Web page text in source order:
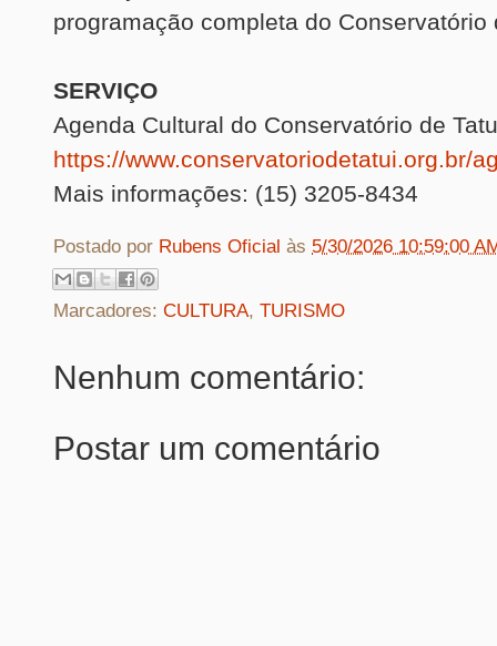
programação completa do Conservatório
SERVIÇO
Agenda Cultural do Conservatório de
https://www.conservatoriodetatui.org.br/
Mais informações: (15) 3205-8434
Postado por Rubens Oficial às 5/30/2026 10:59:00
Marcadores: CULTURA, TURISMO
Nenhum comentário:
Postar um comentário